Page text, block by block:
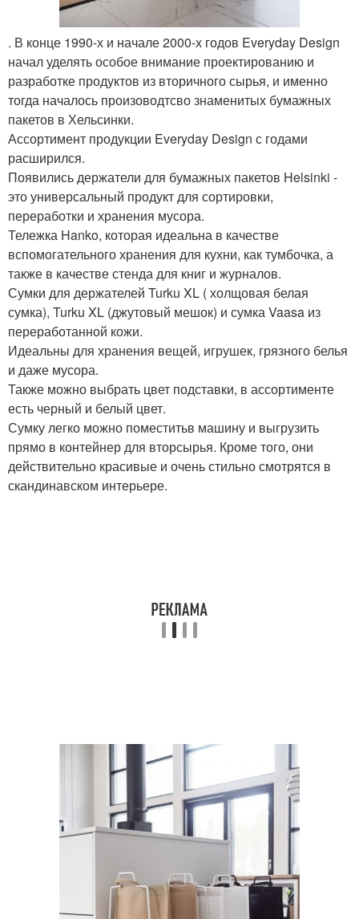
. В конце 1990-х и начале 2000-х годов Everyday Design
начал уделять особое внимание проектированию и
разработке продуктов из вторичного сырья, и именно
тогда началось произоводтсво знаменитых бумажных
пакетов в Хельсинки.
Ассортимент продукции Everyday Design с годами
расширился.
Появились держатели для бумажных пакетов Helsinki -
это универсальный продукт для сортировки,
переработки и хранения мусора.
Тележка Hanko, которая идеальна в качестве
вспомогательного хранения для кухни, как тумбочка, а
также в качестве стенда для книг и журналов.
Сумки для держателей Turku XL ( холщовая белая
сумка), Turku XL (джутовый мешок) и сумка Vaasa из
переработанной кожи.
Идеальны для хранения вещей, игрушек, грязного белья
и даже мусора.
Также можно выбрать цвет подставки, в ассортименте
есть черный и белый цвет.
Сумку легко можно поместитьв машину и выгрузить
прямо в контейнер для вторсырья. Кроме того, они
действительно красивые и очень стильно смотрятся в
скандинавском интерьере.